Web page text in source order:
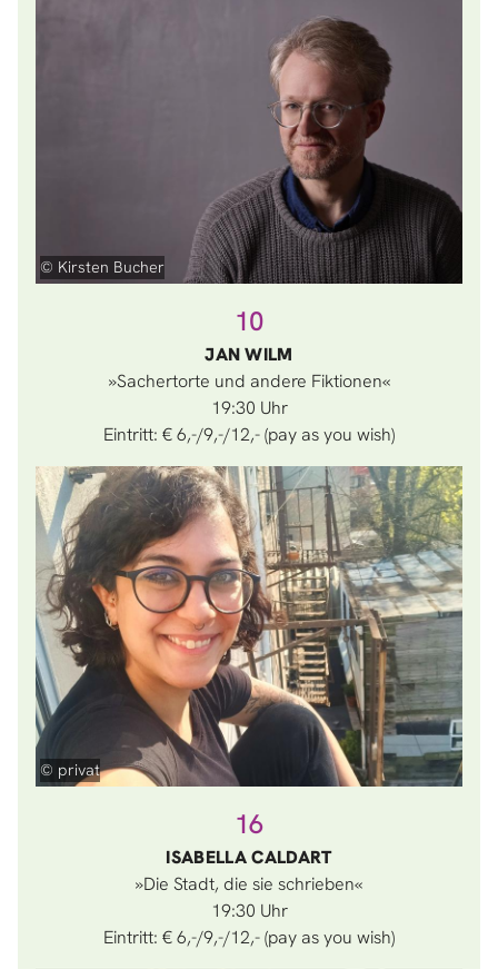
© Kirsten Bucher
10
JAN WILM
»Sachertorte und andere Fiktionen«
19:30
Eintritt: € 6,-/9,-/12,- (pay as you wish)
© privat
16
ISABELLA CALDART
»Die Stadt, die sie schrieben«
19:30
Eintritt: € 6,-/9,-/12,- (pay as you wish)